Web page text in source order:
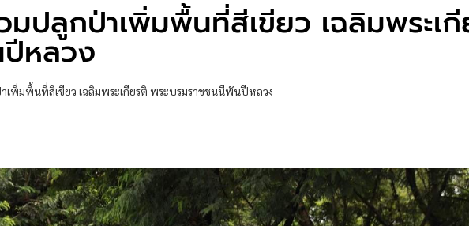
ปลูกป่าเพิ่มพื้นที่สีเขียว เฉลิมพระเ
หลวง
พิ่มพื้นที่สีเขียว เฉลิมพระเกียรติ พระบรมราชชนนีพันปีหลวง